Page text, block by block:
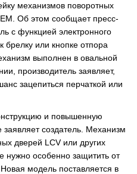
механизмов поворотных
Об этом сообщает пресс-
с функцией электронного
или кнопке отпора
выполнен в овальной
производитель заявляет,
зацепиться перчаткой или
и повышенную
заявляет создатель. Механизм
дверей LCV или других
нужно особенно защитить от
модель поставляется в